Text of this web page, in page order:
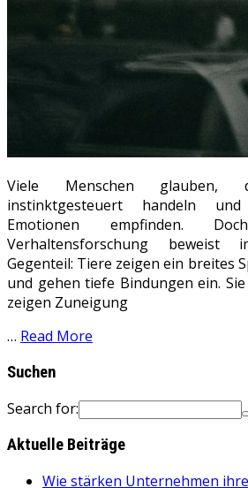
Viele Menschen
instinktgesteuert handeln
Emotionen empfinden.
Verhaltensforschung beweist
Gegenteil: Tiere zeigen ein breites
und gehen tiefe Bindungen ein.
zeigen Zuneigung
… Read More
Suchen
Search for:
Aktuelle Beiträge
Wie stärken Unternehmen